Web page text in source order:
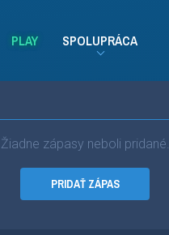
PLAY SPOLUPRÁCA
Žiadne zápasy neboli pridané.
PRIDAŤ ZÁPAS